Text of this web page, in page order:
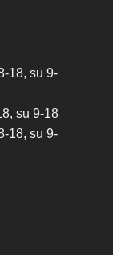
18, su 9-
su 9-18
18, su 9-